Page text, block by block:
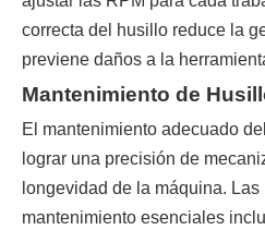
correcta del husillo reduce la
previene daños a la
Mantenimiento de
El mantenimiento adecuado
lograr una precisión de
longevidad de la máquina.
mantenimiento esenciales